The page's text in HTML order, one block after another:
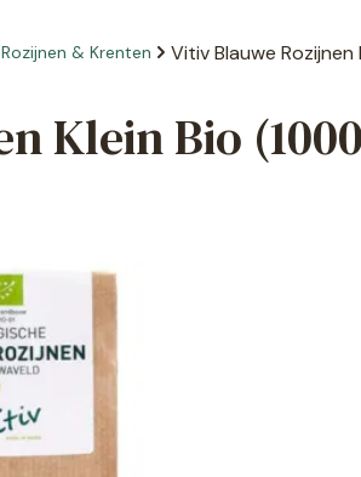
Rozijnen & Krenten Vitiv Blauwe
Klein Bio (1000